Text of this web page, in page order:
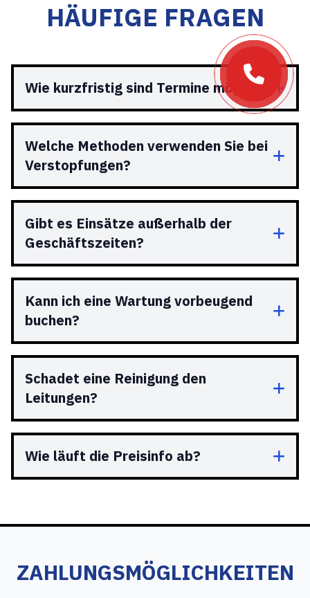
HÄUFIGE FRAGEN
Wie kurzfristig sind Termine möglich?
Welche Methoden verwenden Sie bei
Verstopfungen?
Gibt es Einsätze außerhalb der
Geschäftszeiten?
Kann ich eine Wartung vorbeugend
buchen?
Schadet eine Reinigung den
Leitungen?
Wie läuft die Preisinfo ab?
ZAHLUNGSMÖGLICHKEITEN